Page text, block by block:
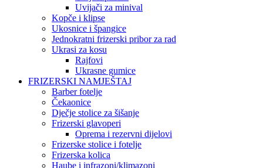
Uvijači za minival
Kopče i klipse
Ukosnice i špangice
Jednokratni frizerski pribor za rad
Ukrasi za kosu
Rajfovi
Ukrasne gumice
FRIZERSKI NAMJEŠTAJ
Barber fotelje
Čekaonice
Dječje stolice za šišanje
Frizerski glavoperi
Oprema i rezervni dijelovi
Frizerske stolice i fotelje
Frizerska kolica
Haube i infrazoni/klimazoni